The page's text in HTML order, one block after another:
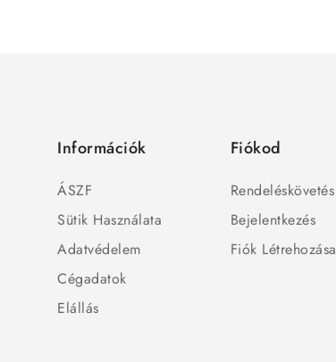
Információk
ÁSZF
Sütik Használata
Adatvédelem
Cégadatok
Elállás
Fiókod
Rendeléskövetés
Bejelentkezés
Fiók Létrehozása